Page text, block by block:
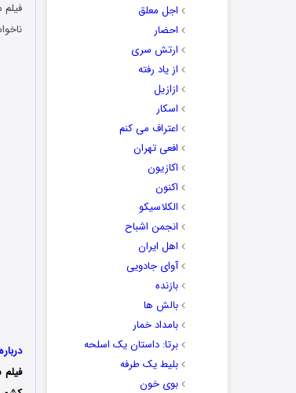
اجل معلق
احضار
ارتش سری
از یاد رفته
ازازیل
اسکار
اعتراف می کنم
افعی تهران
اکازیون
اکنون
الکلاسیکو
انجمن اشباح
اهل ایران
آوای جادویی
بازنده
بالش ها
بامداد خمار
برتا: داستان یک اسلحه
بلیط یک‌‌ طرفه
بوی خون